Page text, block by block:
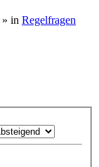
» in Regelfragen